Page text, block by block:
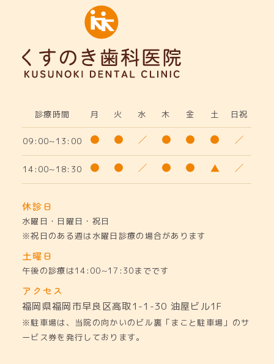
診療時間 月 火 水 木 金 土 日祝
09:00~13:00
14:00~18:30
休診日
水曜日・日曜日・祝日
※祝日のある週は水曜日診療の場合があります
土曜日
午後の診療は14:00~17:30までです
アクセス
福岡県福岡市早良区高取1-1-30 油屋ビル1F
※駐車場は、当院の向かいのビル裏「まこと駐車場」のサ
ービス券を発行しております。